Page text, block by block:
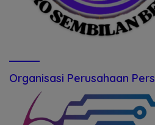
Organisasi Perusahaan Pers